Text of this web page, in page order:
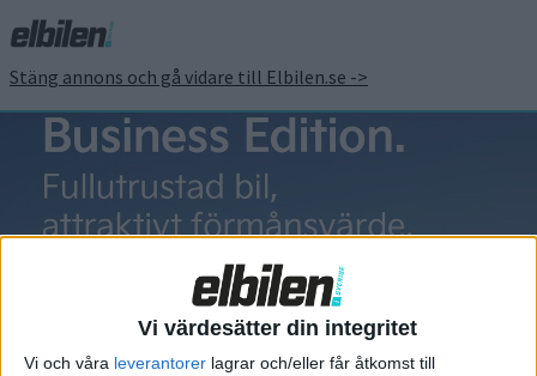
Vi värdesätter din integritet
Vi och våra leverantorer lagrar och/eller får åtkomst till
Stäng annons och gå vidare till Elbilen.se ->
Renault
MÉGANE phev